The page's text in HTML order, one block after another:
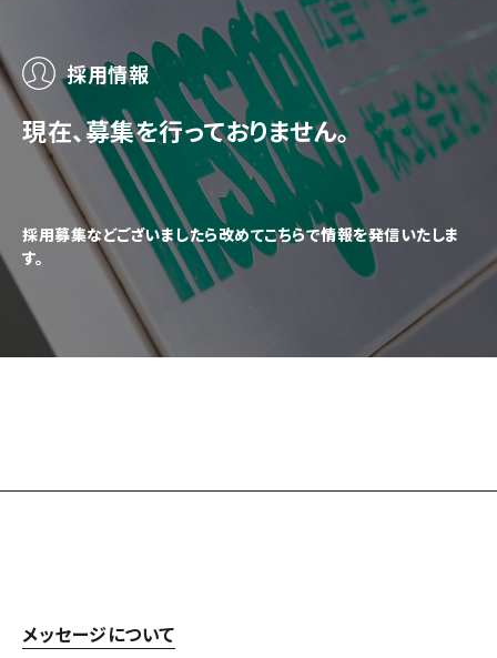
採用情報
現在、募集を行っておりません。
採用募集などございましたら改めてこちらで情報を発信いたしま
す。
メッセージについて